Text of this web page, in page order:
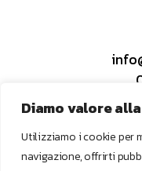
Diamo valore
Utilizziamo i cookie per
navigazione, offrirti